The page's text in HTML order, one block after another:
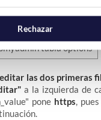
la que corresponde a
como muestra esta
editar las dos primeras
a la izquierda de
pone https,
Rechazar